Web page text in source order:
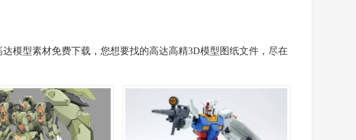
模型素材免费下载，您想要找的高达高精3D模型图纸文件，尽在